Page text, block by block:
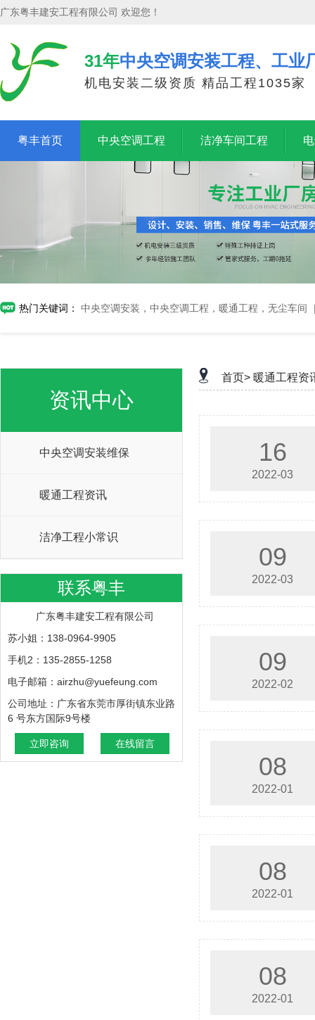
广东粤丰建安工程有限公司 欢迎您！
31年中央空调安装工程、工业
机电安装二级资质 精品工程1035家
粤丰首页 中央空调工程 洁净车间工程
热门关键词： 中央空调安装，中央空调工程，暖通工程，无尘车间
资讯中心
中央空调安装维保
暖通工程资讯
洁净工程小常识
联系粤丰
广东粤丰建安工程有限公司
苏小姐：138-0964-9905
手机2：135-2855-1258
电子邮箱：airzhu@yuefeung.com
公司地址：广东省东莞市厚街镇东业路
6 号东方国际9号楼
立即咨询 在线留言
首页> 暖通工程资
16
2022-03
09
2022-03
09
2022-02
08
2022-01
08
2022-01
08
2022-01